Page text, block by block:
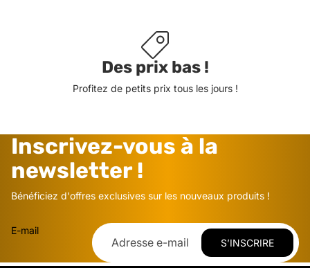
Des prix bas !
Profitez de petits prix tous les jours !
Inscrivez-vous à la
newsletter !
Bénéficiez d'offres exclusives sur les nouveaux produits !
E-mail
S’INSCRIRE